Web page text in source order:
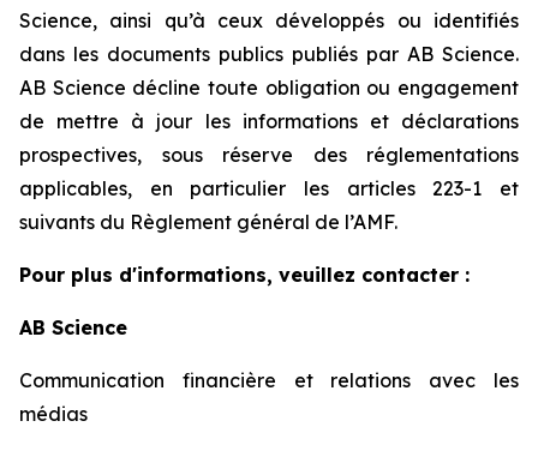
Science, ainsi qu’à ceux développés ou identifiés
dans les documents publics publiés par AB Science.
AB Science décline toute obligation ou engagement
de mettre à jour les informations et déclarations
prospectives, sous réserve des réglementations
applicables, en particulier les articles 223-1 et
suivants du Règlement général de l’AMF.
Pour plus d'informations, veuillez contacter :
AB Science
Communication financière et relations avec les
médias